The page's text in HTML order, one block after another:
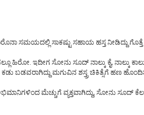
ಸಮಯದಲ್ಲಿ ಸಾಕಷ್ಟು ಸಹಾಯ ಹಸ್ತ ನೀಡಿದ್ದು
ಇದೀಗ ಸೋನು ಸೂದ್ ನಾಲ್ಕು ಕೈ, ನಾಲ್ಕು
ಕಡು ಬಡವರಾಗಿದ್ದು ಮಗುವಿನ ಶಸ್ತ್ರ ಚಿಕಿತ್ಸೆಗೆ ಹಣ
ಮೆಚ್ಚುಗೆ ವ್ಯಕ್ತವಾಗಿದ್ದು, ಸೋನು ಸೂದ್